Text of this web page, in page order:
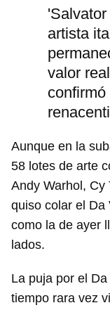
artista
valor
Aunque en la
58 lotes de arte
Andy Warhol, Cy
quiso colar el Da
como la de ayer
lados.
La puja por el
tiempo rara vez